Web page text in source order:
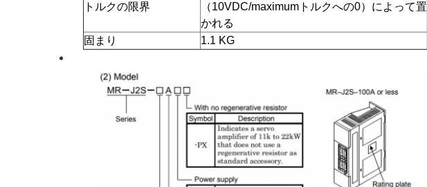
トルクの限界
（10VDC/maximumトルクへの0）によって置
かれる
固まり
1.1 KG